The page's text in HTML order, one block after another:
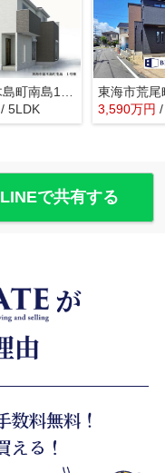
/ 5LDK 3,590万円
LINEで共有する